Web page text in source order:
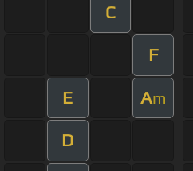
C
F
E Am
D